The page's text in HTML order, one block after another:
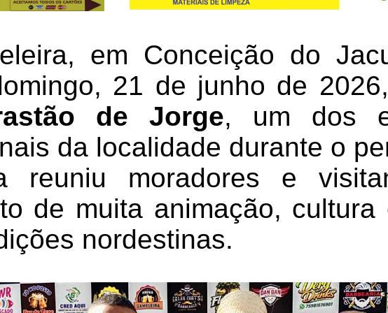
em Conceição do
21 de junho de
de Jorge, um dos
da localidade durante o
reuniu moradores e
de muita animação, cultura
nordestinas.